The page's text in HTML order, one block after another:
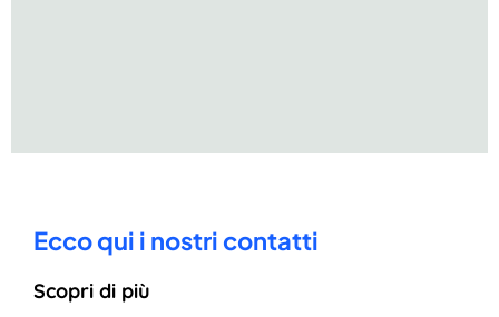
Ecco qui i nostri contatti
Scopri di più